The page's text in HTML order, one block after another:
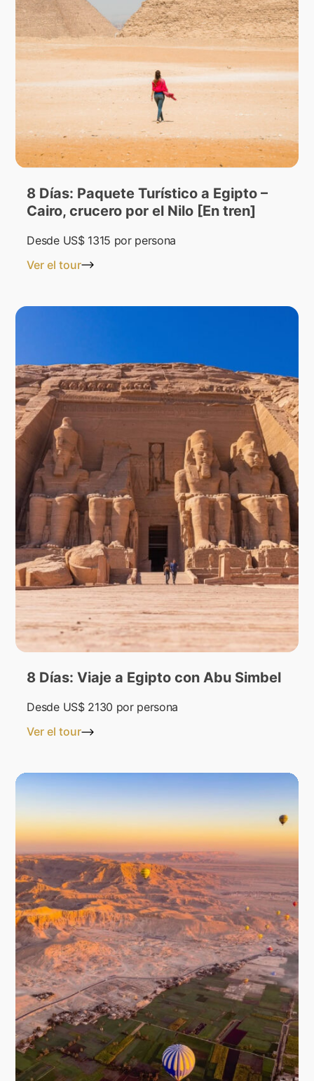
8 Días: Paquete Turístico a Egipto –
Cairo, crucero por el Nilo [En tren]
Desde US$ 1315 por persona
Ver el tour
8 Días: Viaje a Egipto con Abu Simbel
Desde US$ 2130 por persona
Ver el tour